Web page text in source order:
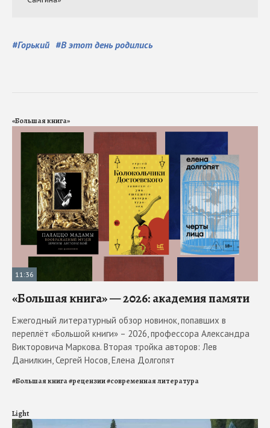
#Горький #В этот день родились
«Большая книга»
11:36
«Большая книга» — 2026: академия памяти
Ежегодный литературный обзор новинок, попавших в
переплёт «Большой книги» – 2026, профессора Александра
Викторовича Маркова. Вторая тройка авторов: Лев
Данилкин, Сергей Носов, Елена Долгопят
#Большая книга#рецензии#современная литература
Light